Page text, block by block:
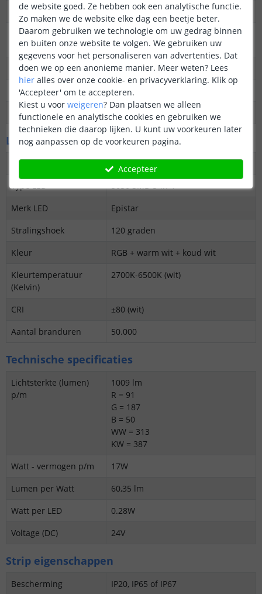
Dimbaar
Ja
3M plakstrip over de
gehele lengte
Ja
Garantie
5 jaar
Op maat te knippen
Elke 10 cm
Datasheet
Download
LED's en licht
Aantal LED's p/m
60
Type LED
5050 SMD 5-in-1
Merk LED
Epistar
Stralingshoek
120 graden
Kleur
RGB + warm wit + koud wit
Kleurtemperatuur
(Kelvin)
2700K-6500K (wit)
CRI
±80 (wit)
Aantal branduren
50.000
Technische specificaties
Lichtsterkte (lumen)
p/m
1009 lm
R = 91
G = 187
B = 50
WW = 313
KW = 387
Watt - vermogen p/m
17W
Lumen per Watt
60,35 lm
Watt per LED
0.28W
Voltage (DC)
24V
Strip eigenschappen
Bescherming
IP20, IP65 of IP67
de website goed. Ze hebben ook een analytische functie.
Zo maken we de website elke dag een beetje beter.
Daarom gebruiken we technologie om uw gedrag binnen
en buiten onze website te volgen. We gebruiken uw
gegevens voor het personaliseren van advertenties. Dat
doen we op een anonieme manier. Meer weten? Lees
hier alles over onze cookie- en privacyverklaring. Klik op
'Accepteer' om te accepteren.
Kiest u voor weigeren? Dan plaatsen we alleen
functionele en analytische cookies en gebruiken we
technieken die daarop lijken. U kunt uw voorkeuren later
nog aanpassen op de voorkeuren pagina.
Accepteer